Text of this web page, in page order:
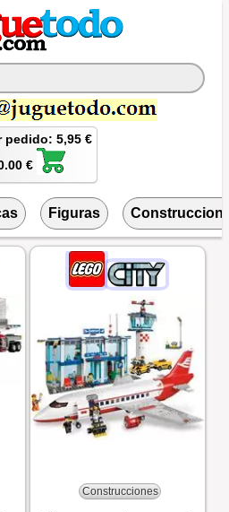
pedido: 5,95 €
€
Figuras
Construcciones